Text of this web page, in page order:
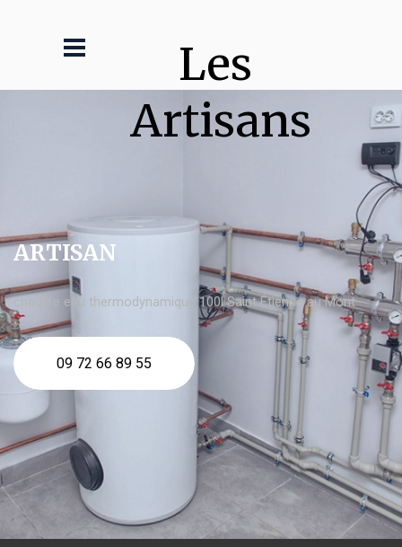
Les
Artisans
ARTISAN
chauffe eau thermodynamique 100l Saint Étienne au Mont
09 72 66 89 55